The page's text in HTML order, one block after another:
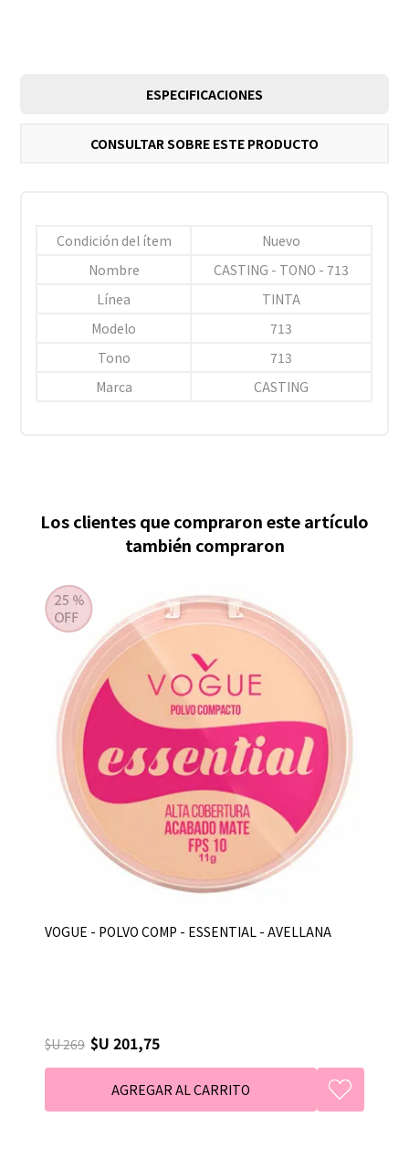
ESPECIFICACIONES
CONSULTAR SOBRE ESTE PRODUCTO
Condición del ítem
Nuevo
Nombre
CASTING - TONO - 713
Línea
TINTA
Modelo
713
Tono
713
Marca
CASTING
Los clientes que compraron este artículo
también compraron
VOGUE - POLVO COMP - ESSENTIAL - AVELLANA
$U 269 $U 201,75